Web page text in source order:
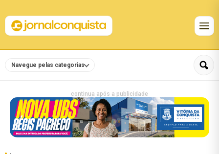
Navegue pelas categorias
continua após a publicidade